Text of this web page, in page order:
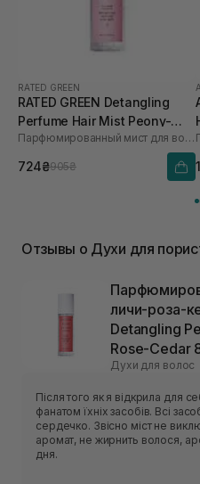
RATED GREEN
RATED GREEN Detangling
Perfume Hair Mist Peony-
Coconut-Sandal
Парфюмированный мист для волос пион-кокос-сандал
724₴905₴
Отзывы о Духи для
личи-роза-
Detangling
Rose-Cedar
Духи для волос
Після того як я відкрила для
фанатом їхніх засобів. Всі
сердечко. Звісно міст не виключення. Має приємний легкий
аромат, не жирнить волося,
дня.